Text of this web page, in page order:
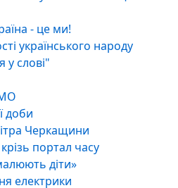
- це ми!
українського народу
у слові"
доби
Черкащини
портал часу
діти»
електрики